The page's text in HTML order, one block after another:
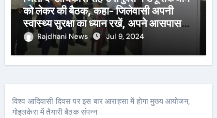
को लेकर की बैठक, कहा- जिलेवासी अपनी
स्वास्थ्य सुरक्षा का ध्यान रखें, अपने आसपास
पानी जमा न होने दें
Rajdhani News Jul 9, 2024
विश्व आदिवासी दिवस पर इस बार आराहसा में होगा मुख्य आयोजन,
गोइलकेरा में तैयारी बैठक संपन्न